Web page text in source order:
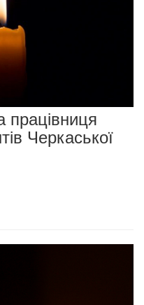
працівниця
Черкаської